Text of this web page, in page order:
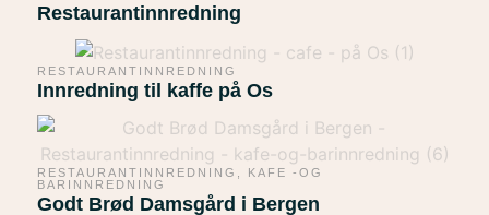
Restaurantinnredning
RESTAURANTINNREDNING
Innredning til kaffe på Os
RESTAURANTINNREDNING
KAFE -OG
BARINNREDNING
Godt Brød Damsgård i Bergen